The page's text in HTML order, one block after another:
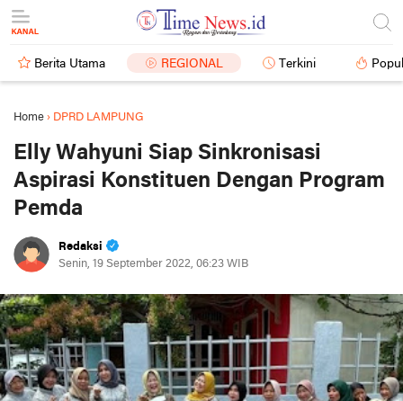
Berita Utama REGIONAL Terkini
Home › DPRD LAMPUNG
Elly Wahyuni Siap Sinkronisasi
Aspirasi Konstituen Dengan Program
Pemda
Redaksi
Senin, 19 September 2022, 06:23 WIB